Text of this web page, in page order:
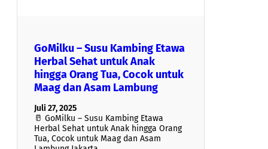
GoMilku – Susu Kambing Etawa
Herbal Sehat untuk Anak
hingga Orang Tua, Cocok untuk
Maag dan Asam Lambung
Juli 27, 2025
🥛 GoMilku – Susu Kambing Etawa
Herbal Sehat untuk Anak hingga Orang
Tua, Cocok untuk Maag dan Asam